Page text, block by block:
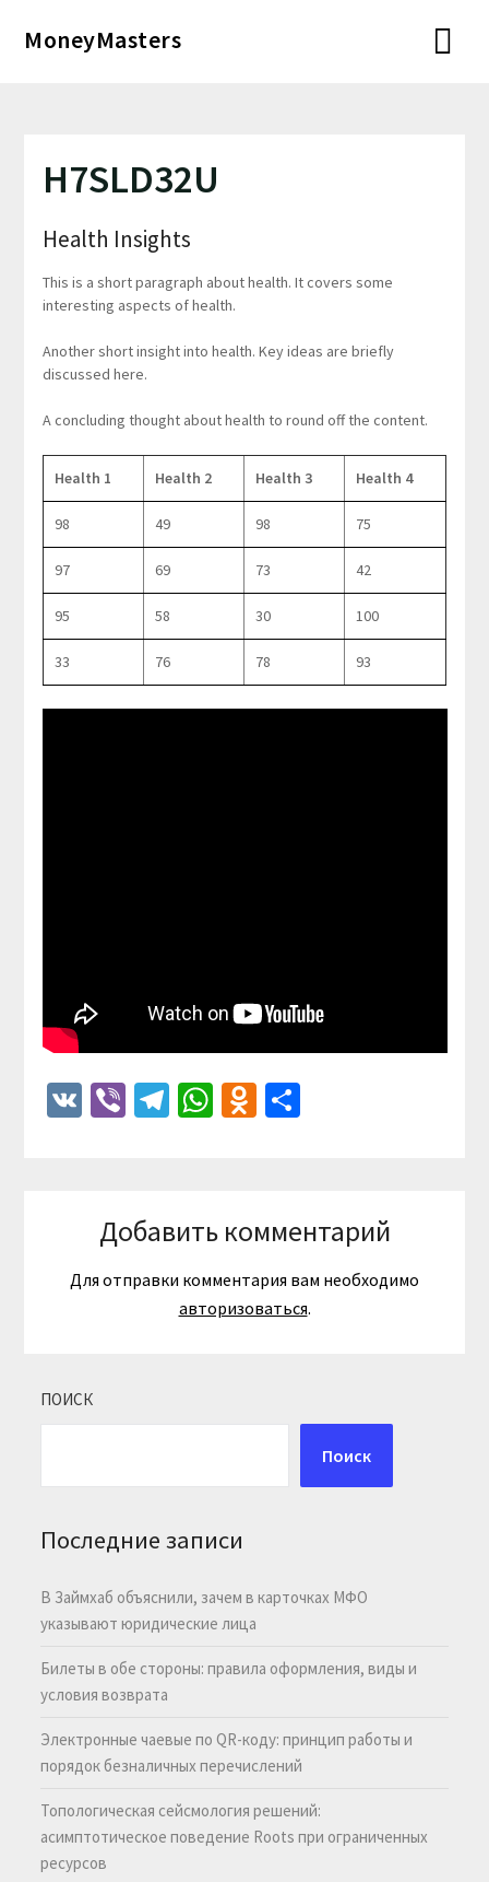
MoneyMasters
H7SLD32U
Health Insights
This is a short paragraph about health. It covers some
interesting aspects of health.
Another short insight into health. Key ideas are briefly
discussed here.
A concluding thought about health to round off the content.
Health 1 Health 2 Health 3 Health 4
98 49 98 75
97 69 73 42
95 58 30 100
33 76 78 93
VKViberTelegram
WhatsApp
Odnoklassniki
Отправить
Добавить комментарий
Для отправки комментария вам необходимо
авторизоваться.
ПОИСК
Поиск
Последние записи
В Займхаб объяснили, зачем в карточках МФО
указывают юридические лица
Билеты в обе стороны: правила оформления, виды и
условия возврата
Электронные чаевые по QR-коду: принцип работы и
порядок безналичных перечислений
Топологическая сейсмология решений:
асимптотическое поведение Roots при ограниченных
ресурсов